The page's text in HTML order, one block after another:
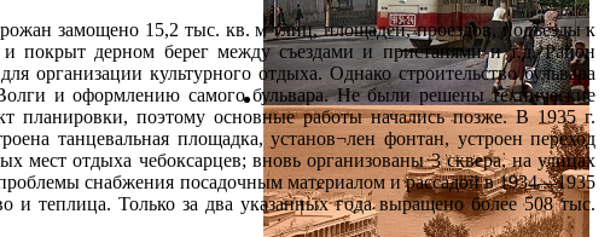
замощено 15,2 тыс. кв. м улиц, площадей, проездов, подъезды к
покрыт дерном берег между съездами и пристанями и т.д. Район
организации культурного отдыха. Однако строительство бульвара
и оформлению самого бульвара. Не были решены технические
планировки, поэтому основные работы начались позже. В 1935 г.
танцевальная площадка, установ¬лен фонтан, устроен переход
мест отдыха чебоксарцев; вновь организованы 3 сквера, на улицах
снабжения посадочным материалом и рассадой в 1934—1935
и теплица. Только за два указанных года выращено более 508 тыс.